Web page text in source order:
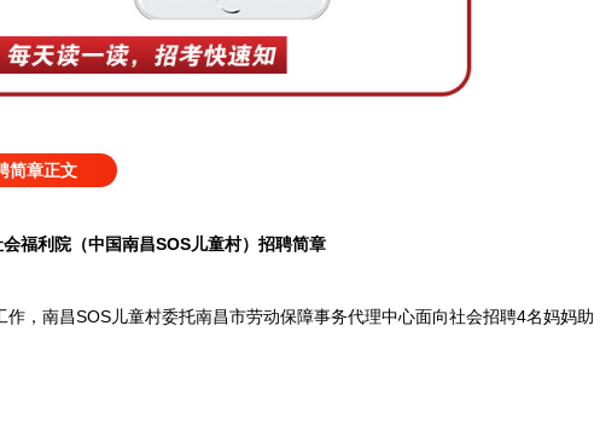
简章正文
福利院（中国南昌SOS儿童村）招聘简章
，南昌SOS儿童村委托南昌市劳动保障事务代理中心面向社会招聘4名妈妈助